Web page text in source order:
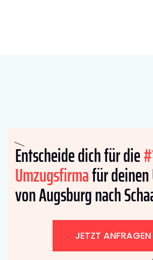
Entscheide dich für die
Umzugsfirmafür
von Augsburg nach
JETZT ANFRAGEN